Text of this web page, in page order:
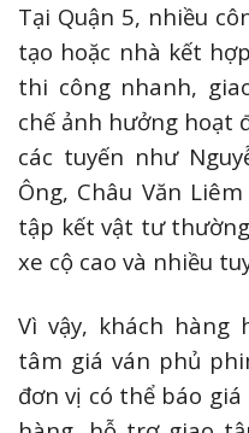
Tại Quận 5, nhiều
tạo hoặc nhà kết
thi công nhanh,
chế ảnh hưởng hoạt
các tuyến như
Ông, Châu Văn
tập kết vật tư
xe cộ cao và nhiều
Vì vậy, khách hàng
tâm giá ván phủ
đơn vị có thể báo